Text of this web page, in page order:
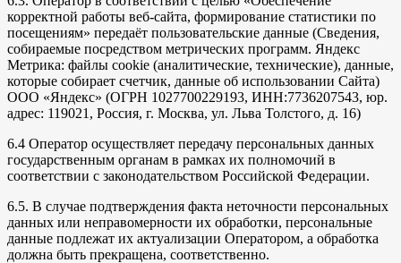
корректной работы веб-сайта, формирование статистики по
посещениям» передаёт пользовательские данные (Сведения,
собираемые посредством метрических программ. Яндекс
Метрика: файлы cookie (аналитические, технические), данные,
которые собирает счетчик, данные об использовании Сайта)
ООО «Яндекс» (ОГРН 1027700229193, ИНН:7736207543, юр.
адрес: 119021, Россия, г. Москва, ул. Льва Толстого, д. 16)
6.4 Оператор осуществляет передачу персональных данных
государственным органам в рамках их полномочий в
соответствии с законодательством Российской Федерации.
6.5. В случае подтверждения факта неточности персональных
данных или неправомерности их обработки, персональные
данные подлежат их актуализации Оператором, а обработка
должна быть прекращена, соответственно.